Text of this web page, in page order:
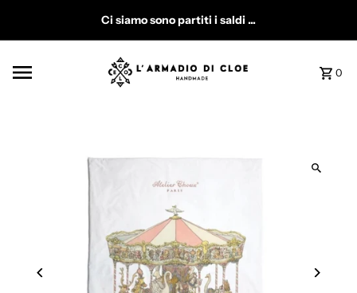
Vai direttamente ai contenutiCi siamo sono partiti i saldi ...
0